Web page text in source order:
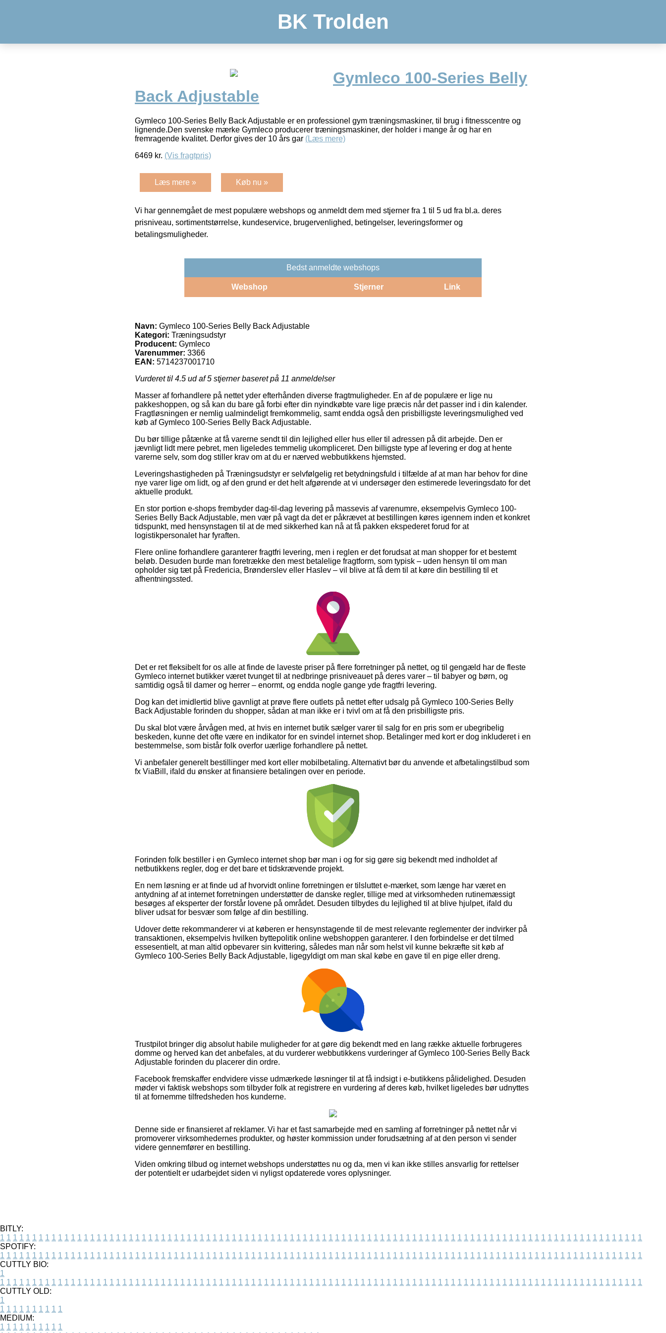
BK Trolden
Gymleco 100-Series Belly
Back Adjustable
Gymleco 100-Series Belly Back Adjustable er en professionel gym træningsmaskiner, til brug i fitnesscentre og
lignende.Den svenske mærke Gymleco producerer træningsmaskiner, der holder i mange år og har en
fremragende kvalitet. Derfor gives der 10 års gar (Læs mere)
6469 kr. (Vis fragtpris)
Læs mere » Køb nu »
Vi har gennemgået de mest populære webshops og anmeldt dem med stjerner fra 1 til 5 ud fra bl.a. deres
prisniveau, sortimentstørrelse, kundeservice, brugervenlighed, betingelser, leveringsformer og
betalingsmuligheder.
Bedst anmeldte webshops
Webshop Stjerner Link
Navn: Gymleco 100-Series Belly Back Adjustable
Kategori: Træningsudstyr
Producent: Gymleco
Varenummer: 3366
EAN: 5714237001710
Vurderet til 4.5 ud af 5 stjerner baseret på 11 anmeldelser
Masser af forhandlere på nettet yder efterhånden diverse fragtmuligheder. En af de populære er lige nu
pakkeshoppen, og så kan du bare gå forbi efter din nyindkøbte vare lige præcis når det passer ind i din kalender.
Fragtløsningen er nemlig ualmindeligt fremkommelig, samt endda også den prisbilligste leveringsmulighed ved
køb af Gymleco 100-Series Belly Back Adjustable.
Du bør tillige påtænke at få varerne sendt til din lejlighed eller hus eller til adressen på dit arbejde. Den er
jævnligt lidt mere pebret, men ligeledes temmelig ukompliceret. Den billigste type af levering er dog at hente
varerne selv, som dog stiller krav om at du er nærved webbutikkens hjemsted.
Leveringshastigheden på Træningsudstyr er selvfølgelig ret betydningsfuld i tilfælde af at man har behov for dine
nye varer lige om lidt, og af den grund er det helt afgørende at vi undersøger den estimerede leveringsdato for det
aktuelle produkt.
En stor portion e-shops frembyder dag-til-dag levering på massevis af varenumre, eksempelvis Gymleco 100-
Series Belly Back Adjustable, men vær på vagt da det er påkrævet at bestillingen køres igennem inden et konkret
tidspunkt, med hensynstagen til at de med sikkerhed kan nå at få pakken ekspederet forud for at
logistikpersonalet har fyraften.
Flere online forhandlere garanterer fragtfri levering, men i reglen er det forudsat at man shopper for et bestemt
beløb. Desuden burde man foretrække den mest betalelige fragtform, som typisk – uden hensyn til om man
opholder sig tæt på Fredericia, Brønderslev eller Haslev – vil blive at få dem til at køre din bestilling til et
afhentningssted.
Det er ret fleksibelt for os alle at finde de laveste priser på flere forretninger på nettet, og til gengæld har de fleste
Gymleco internet butikker været tvunget til at nedbringe prisniveauet på deres varer – til babyer og børn, og
samtidig også til damer og herrer – enormt, og endda nogle gange yde fragtfri levering.
Dog kan det imidlertid blive gavnligt at prøve flere outlets på nettet efter udsalg på Gymleco 100-Series Belly
Back Adjustable forinden du shopper, sådan at man ikke er i tvivl om at få den prisbilligste pris.
Du skal blot være årvågen med, at hvis en internet butik sælger varer til salg for en pris som er ubegribelig
beskeden, kunne det ofte være en indikator for en svindel internet shop. Betalinger med kort er dog inkluderet i en
bestemmelse, som bistår folk overfor uærlige forhandlere på nettet.
Vi anbefaler generelt bestillinger med kort eller mobilbetaling. Alternativt bør du anvende et afbetalingstilbud som
fx ViaBill, ifald du ønsker at finansiere betalingen over en periode.
Forinden folk bestiller i en Gymleco internet shop bør man i og for sig gøre sig bekendt med indholdet af
netbutikkens regler, dog er det bare et tidskrævende projekt.
En nem løsning er at finde ud af hvorvidt online forretningen er tilsluttet e-mærket, som længe har været en
antydning af at internet forretningen understøtter de danske regler, tillige med at virksomheden rutinemæssigt
besøges af eksperter der forstår lovene på området. Desuden tilbydes du lejlighed til at blive hjulpet, ifald du
bliver udsat for besvær som følge af din bestilling.
Udover dette rekommanderer vi at køberen er hensynstagende til de mest relevante reglementer der indvirker på
transaktionen, eksempelvis hvilken byttepolitik online webshoppen garanterer. I den forbindelse er det tilmed
essesentielt, at man altid opbevarer sin kvittering, således man når som helst vil kunne bekræfte sit køb af
Gymleco 100-Series Belly Back Adjustable, ligegyldigt om man skal købe en gave til en pige eller dreng.
Trustpilot bringer dig absolut habile muligheder for at gøre dig bekendt med en lang række aktuelle forbrugeres
domme og herved kan det anbefales, at du vurderer webbutikkens vurderinger af Gymleco 100-Series Belly Back
Adjustable forinden du placerer din ordre.
Facebook fremskaffer endvidere visse udmærkede løsninger til at få indsigt i e-butikkens pålidelighed. Desuden
møder vi faktisk webshops som tilbyder folk at registrere en vurdering af deres køb, hvilket ligeledes bør udnyttes
til at fornemme tilfredsheden hos kunderne.
Denne side er finansieret af reklamer. Vi har et fast samarbejde med en samling af forretninger på nettet når vi
promoverer virksomhedernes produkter, og høster kommission under forudsætning af at den person vi sender
videre gennemfører en bestilling.
Viden omkring tilbud og internet webshops understøttes nu og da, men vi kan ikke stilles ansvarlig for rettelser
der potentielt er udarbejdet siden vi nyligst opdaterede vores oplysninger.
BITLY:
1 1 1 1 1 1 1 1 1 1 1 1 1 1 1 1 1 1 1 1 1 1 1 1 1 1 1 1 1 1 1 1 1 1 1 1 1 1 1 1 1 1 1 1 1 1 1 1 1 1 1 1 1 1 1 1 1 1 1 1 1 1 1 1 1 1 1 1 1 1 1 1 1 1 1 1 1 1 1 1 1 1 1 1 1 1 1 1 1 1 1 1 1 1 1 1 1 1 1 1
SPOTIFY:
1 1 1 1 1 1 1 1 1 1 1 1 1 1 1 1 1 1 1 1 1 1 1 1 1 1 1 1 1 1 1 1 1 1 1 1 1 1 1 1 1 1 1 1 1 1 1 1 1 1 1 1 1 1 1 1 1 1 1 1 1 1 1 1 1 1 1 1 1 1 1 1 1 1 1 1 1 1 1 1 1 1 1 1 1 1 1 1 1 1 1 1 1 1 1 1 1 1 1 1
CUTTLY BIO:
1
1 1 1 1 1 1 1 1 1 1 1 1 1 1 1 1 1 1 1 1 1 1 1 1 1 1 1 1 1 1 1 1 1 1 1 1 1 1 1 1 1 1 1 1 1 1 1 1 1 1 1 1 1 1 1 1 1 1 1 1 1 1 1 1 1 1 1 1 1 1 1 1 1 1 1 1 1 1 1 1 1 1 1 1 1 1 1 1 1 1 1 1 1 1 1 1 1 1 1 1
CUTTLY OLD:
1
1 1 1 1 1 1 1 1 1 1
MEDIUM:
1 1 1 1 1 1 1 1 1 1